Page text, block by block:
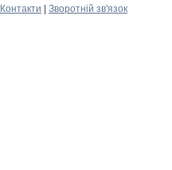
Контакти
Зворотній зв'язок